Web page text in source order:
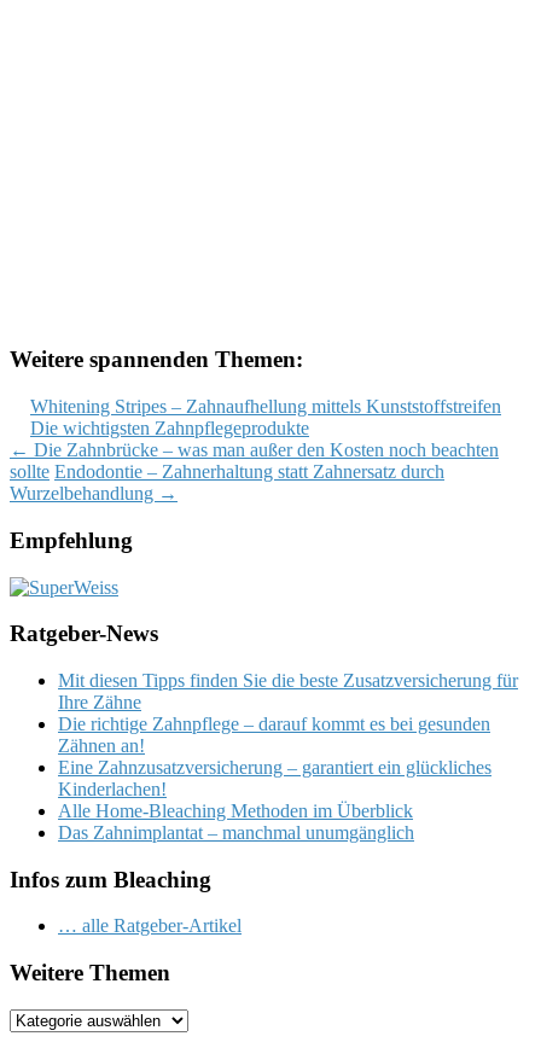
Weitere spannenden Themen:
Whitening Stripes – Zahnaufhellung mittels Kunststoffstreifen
Die wichtigsten Zahnpflegeprodukte
Post
navigation
← Die Zahnbrücke – was man außer den Kosten noch beachten
sollte Endodontie – Zahnerhaltung statt Zahnersatz durch
Wurzelbehandlung →
Empfehlung
Ratgeber-News
Mit diesen Tipps finden Sie die beste Zusatzversicherung für
Ihre Zähne
Die richtige Zahnpflege – darauf kommt es bei gesunden
Zähnen an!
Eine Zahnzusatzversicherung – garantiert ein glückliches
Kinderlachen!
Alle Home-Bleaching Methoden im Überblick
Das Zahnimplantat – manchmal unumgänglich
Infos zum Bleaching
… alle Ratgeber-Artikel
Weitere Themen
Weitere